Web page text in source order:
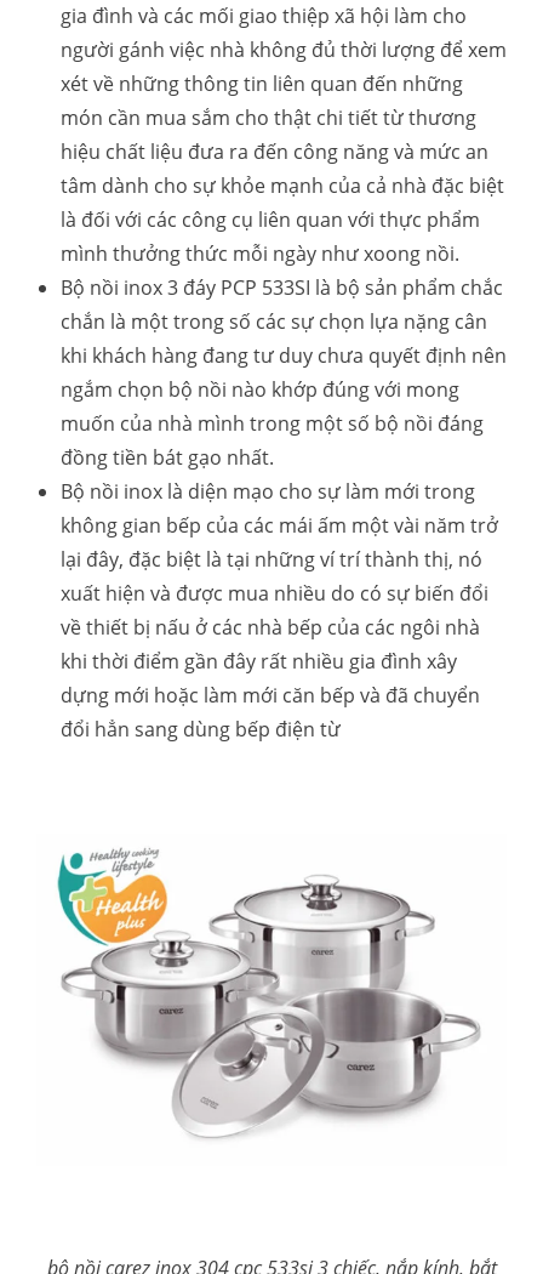
gia đình và các mối giao thiệp xã hội làm cho
người gánh việc nhà không đủ thời lượng để xem
xét về những thông tin liên quan đến những
món cần mua sắm cho thật chi tiết từ thương
hiệu chất liệu đưa ra đến công năng và mức an
tâm dành cho sự khỏe mạnh của cả nhà đặc biệt
là đối với các công cụ liên quan với thực phẩm
mình thưởng thức mỗi ngày như xoong nồi.
Bộ nồi inox 3 đáy PCP 533SI là bộ sản phẩm chắc
chắn là một trong số các sự chọn lựa nặng cân
khi khách hàng đang tư duy chưa quyết định nên
ngắm chọn bộ nồi nào khớp đúng với mong
muốn của nhà mình trong một số bộ nồi đáng
đồng tiền bát gạo nhất.
Bộ nồi inox là diện mạo cho sự làm mới trong
không gian bếp của các mái ấm một vài năm trở
lại đây, đặc biệt là tại những ví trí thành thị, nó
xuất hiện và được mua nhiều do có sự biến đổi
về thiết bị nấu ở các nhà bếp của các ngôi nhà
khi thời điểm gần đây rất nhiều gia đình xây
dựng mới hoặc làm mới căn bếp và đã chuyển
đổi hẳn sang dùng bếp điện từ
bộ nồi carez inox 304 cpc 533si 3 chiếc, nắp kính, bắt